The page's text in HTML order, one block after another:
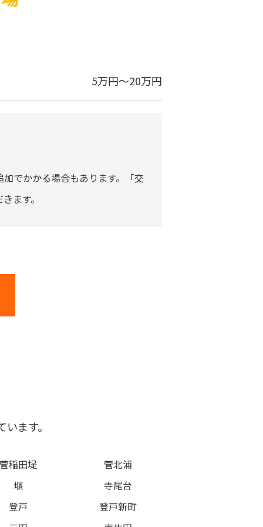
5万円～20万円
でかかる場合もあります。「交
ます。
ます。
菅稲田堤
菅北浦
堰
寺尾台
登戸
登戸新町